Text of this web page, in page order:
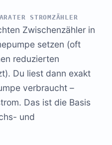
STROMZÄHLER
Zwischenzähler in
setzen (oft
reduzierten
Du liest dann exakt
verbraucht –
Das ist die Basis
und